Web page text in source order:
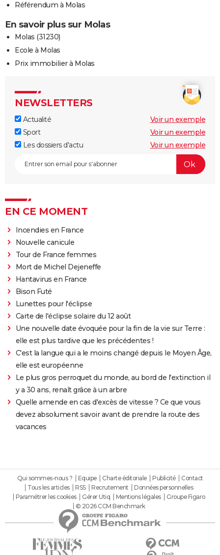
Référendum à Molas
En savoir plus sur Molas
Molas (31230)
Ecole à Molas
Prix immobilier à Molas
NEWSLETTERS
Actualité
Voir un exemple
Sport
Voir un exemple
Les dossiers d'actu
Voir un exemple
EN CE MOMENT
Incendies en France
Nouvelle canicule
Tour de France femmes
Mort de Michel Dejeneffe
Hantavirus en France
Bison Futé
Lunettes pour l'éclipse
Carte de l'éclipse solaire du 12 août
Une nouvelle date évoquée pour la fin de la vie sur Terre :
elle est plus tardive que les précédentes !
C'est la langue qui a le moins changé depuis le Moyen Âge,
elle est européenne
Le plus gros perroquet du monde, au bord de l'extinction il
y a 30 ans, renaît grâce à un arbre
Quelle amende en cas d'excès de vitesse ? Ce que vous
devez absolument savoir avant de prendre la route des
vacances
Qui sommes-nous ? Equipe Charte éditoriale Publicité
Contact
Tous les articles
RSS Recrutement
Données personnelles
Paramétrer les cookies
Gérer Utiq Mentions légales
Groupe Figaro
© 2026 CCM Benchmark